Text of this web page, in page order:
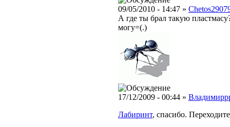
09/05/2010 - 14:47 »
А где ты брал такую
могу=(.)
17/12/2009 - 00:44 »
Лабиринт, спасибо.